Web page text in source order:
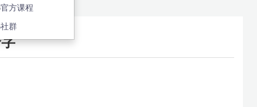
官方课程
社群
4个字